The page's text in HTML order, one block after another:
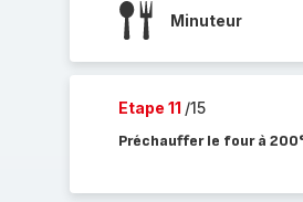
Minuteur
Etape 11 /15
Préchauffer le four à